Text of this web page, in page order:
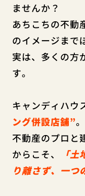
ませんか？
あちこちの不動
のイメージまで
実は、多くの方
す。
キャンディハウ
ング併設店舗”。
不動産のプロと
からこそ、
「
り離さず、一つ